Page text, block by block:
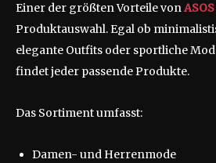
Einer der größten Vorteile vonASOS
Produktauswahl. Egal ob
elegante Outfits oder sportliche
findet jeder passende Produkte.
Das Sortiment umfasst:
Damen- und Herrenmode